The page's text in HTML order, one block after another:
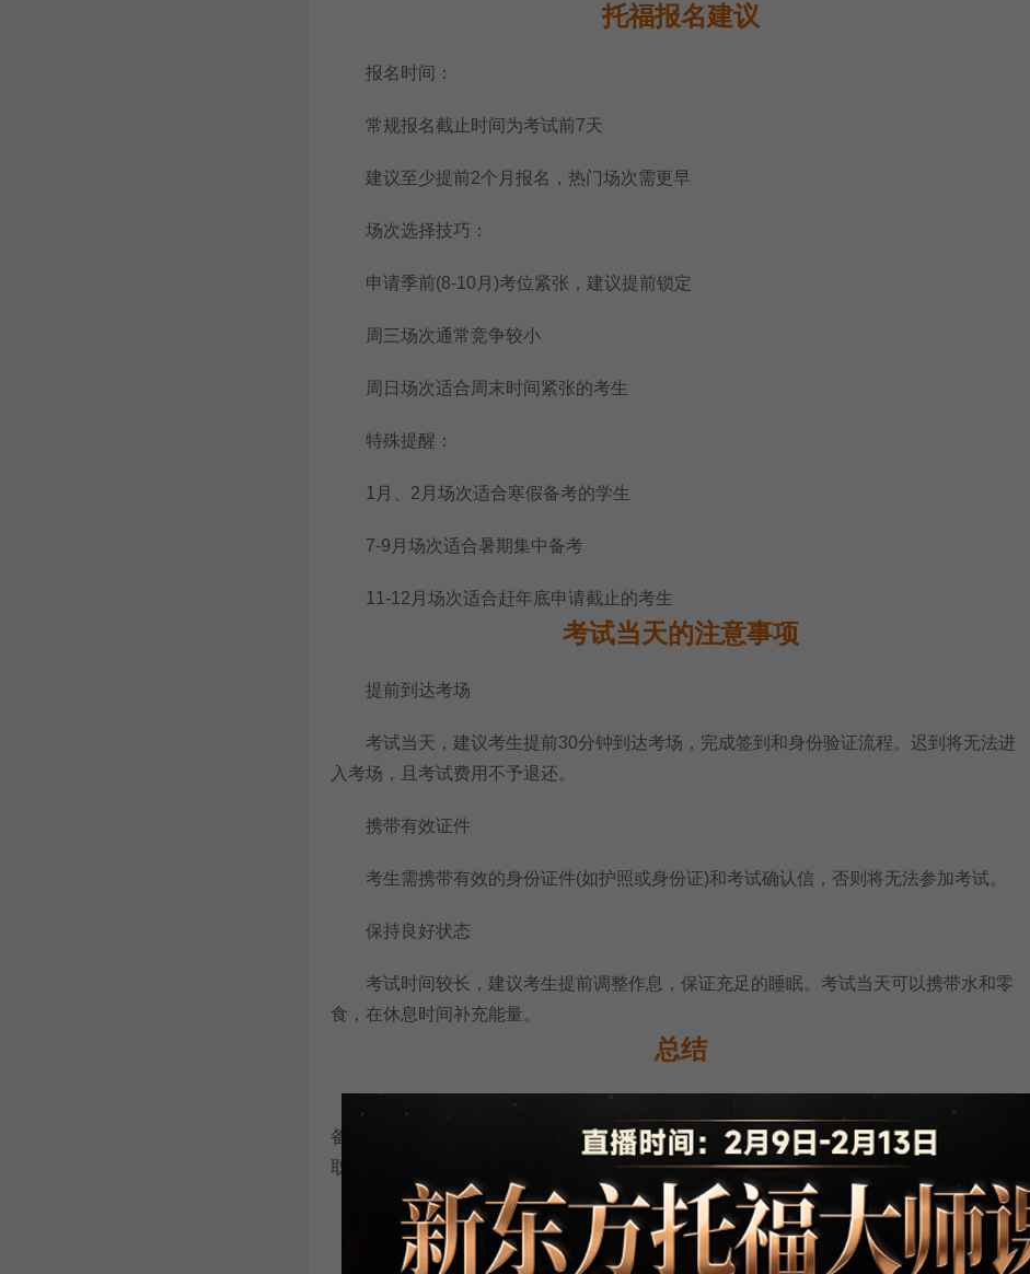
托福报名建议
报名时间：
常规报名截止时间为考试前7天
建议至少提前2个月报名，热门场次需更早
场次选择技巧：
申请季前(8-10月)考位紧张，建议提前锁定
周三场次通常竞争较小
周日场次适合周末时间紧张的考生
特殊提醒：
1月、2月场次适合寒假备考的学生
7-9月场次适合暑期集中备考
11-12月场次适合赶年底申请截止的考生
考试当天的注意事项
提前到达考场
考试当天，建议考生提前30分钟到达考场，完成签到和身份验证流程。迟到将无法进
入考场，且考试费用不予退还。
携带有效证件
考生需携带有效的身份证件(如护照或身份证)和考试确认信，否则将无法参加考试。
保持良好状态
考试时间较长，建议考生提前调整作息，保证充足的睡眠。考试当天可以携带水和零
食，在休息时间补充能量。
总结
托福考试时间
备考效率和最终成绩。建议考生尽早报名，并结合自身情况制定科学的复习计划，争取一次
取得理想分数!
你是否还想知道